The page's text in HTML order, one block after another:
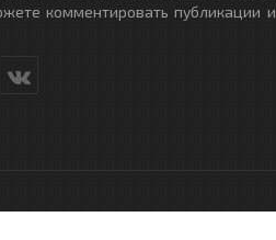
комментировать публикации и
Reserved.